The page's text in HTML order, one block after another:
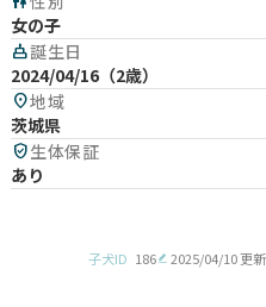
女の子
cake誕生日
2024/04/16（2歳）
location_on地域
茨城県
verified_user生体保証
あり
子犬ID 186 2025/04/10 更新